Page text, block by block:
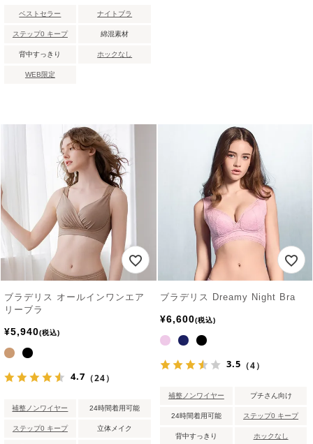
ベストセラー ナイトブラ
ステップ0 キープ 綿混素材
背中すっきり ホックなし
WEB限定
ブラデリス オールインワンエア
リーブラ
¥5,940 税込
4.7 （24）
補整ノンワイヤー 24時間着用可能
ステップ0 キープ 立体メイク
ブラデリス Dreamy Night Bra
¥6,600 税込
3.5 （4）
補整ノンワイヤー プチさん向け
24時間着用可能 ステップ0 キープ
背中すっきり ホックなし